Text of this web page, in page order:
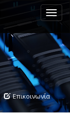
Toggle
Επικοινωνία